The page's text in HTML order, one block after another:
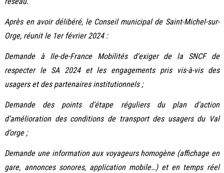
Après en avoir délibéré, le Conseil municipal de Saint-Michel-sur-
Orge, réunit le 1er février 2024 :
Demande à Ile-de-France Mobilités d’exiger de la SNCF de
respecter le SA 2024 et les engagements pris vis-à-vis des
usagers et des partenaires institutionnels ;
Demande des points d’étape réguliers du plan d’action
d’amélioration des conditions de transport des usagers du Val
d’orge ;
Demande une information aux voyageurs homogène (affichage en
gare, annonces sonores, application mobile…) et en temps réel